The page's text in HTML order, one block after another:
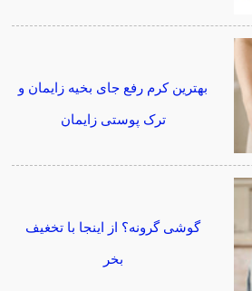
بهترین کرم رفع جای بخیه زایمان و
ترک پوستی زایمان
گوشی گرونه؟ از اینجا با تخغیف
بخر